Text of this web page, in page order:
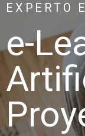
EXPERTO
e-